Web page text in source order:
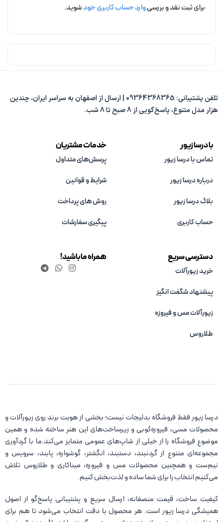
برای ثبت نقد و بررسیوارد حساب کاربری خودشوید.
تلفن پشتیبانی: 09364368365 | ارسال از اصفهان به سراسر ایران، چندین
هزار مدل متنوع، پاسخ‌گویی از 8 صبح تا 8 شب.
با درسا زیور
تماس با درسا زیور
درباره درسا زیور
بلاگ درسا زیور
حساب کاربری
خدمات مشتریان
پرسش‌های متداول
شرایط و قوانین
روش های پرداخت
پیگیری سفارشات
دسترسی سریع
خرید زیورآلات
پیشنهاد شگفت انگیز
زیورآلات مس و فیروزه‌
طلاروس
همراه ما باشید!
درسا زیور فقط فروشگاه بدلیجات نیست؛ بخشی از هویت برند روی زیورآلات و
محصولات مسی، فیروزه‌کوبی و زیرساخت‌های این هنر ساخته شده و همین
موضوع فروشگاه را از خیلی از شاپ‌های عمومی متمایز می‌کند.ما با گردآوری
مجموعه‌ای متنوع از گردنبند، دستبند، انگشتر، گوشواره، پابند، سرویس و
نیم‌ست و همچنین محصولات مس و فیروزه، میناکاری و طلاروس تلاش
می‌کنیم انتخاب را برای شما ساده و لذت‌بخش کنیم.
کیفیت ساخت، قیمت منصفانه، ارسال سریع و پشتیبانی پاسخ‌گو از اصول
همیشگی درسا زیور است. هر محصول با دقت انتخاب می‌شود تا هم برای